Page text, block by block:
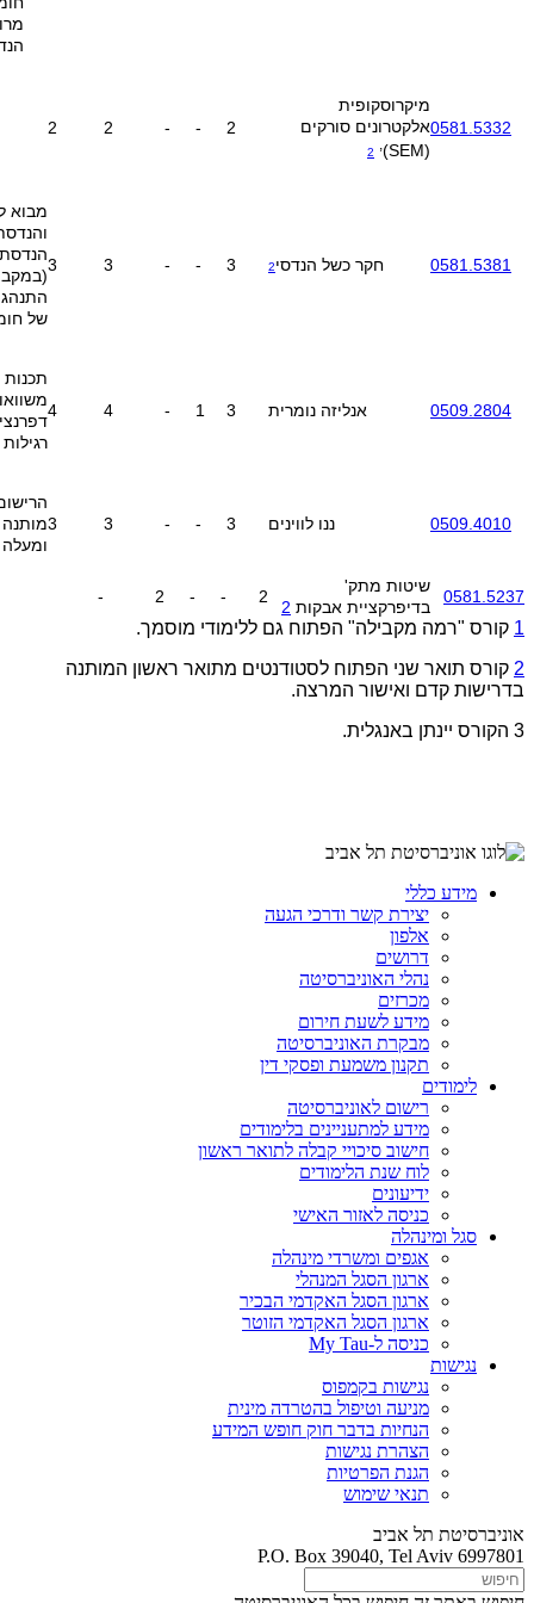
0581.5332
מיקרוסקופית
אלקטרונים סורקים
(
(SEM
2
2
-
-
2
2
0581.5381
2חקר כשל הנדסי 3
-
-
3
3
מבוא
הנדסת
של
0509.2804 אנליזה נומרית 3
1
-
4
4
תכנות
רגילות
0509.4010 ננו לווינים 3
-
-
3
3
ומעלה
0581.5237
שיטות מתק'
בדיפרקציית אבקות 2
2
-
-
2
-
1 קורס "רמה מקבילה" הפתוח גם ללימודי מוסמך.
2 קורס תואר שני הפתוח לסטודנטים מתואר ראשון המותנה
בדרישות קדם ואישור המרצה.
3 הקורס יינתן באנגלית.
מידע כללי
יצירת קשר ודרכי הגעה
אלפון
דרושים
נהלי האוניברסיטה
מכרזים
מידע לשעת חירום
מבקרת האוניברסיטה
תקנון משמעת ופסקי דין
לימודים
רישום לאוניברסיטה
מידע למתעניינים בלימודים
חישוב סיכויי קבלה לתואר ראשון
לוח שנת הלימודים
ידיעונים
כניסה לאזור האישי
סגל ומינהלה
אגפים ומשרדי מינהלה
ארגון הסגל המנהלי
ארגון הסגל האקדמי הבכיר
ארגון הסגל האקדמי הזוטר
כניסה ל-My Tau
נגישות
נגישות בקמפוס
מניעה וטיפול בהטרדה מינית
הנחיות בדבר חוק חופש המידע
הצהרת נגישות
הגנת הפרטיות
תנאי שימוש
אוניברסיטת תל אביב
P.O. Box 39040, Tel Aviv 6997801